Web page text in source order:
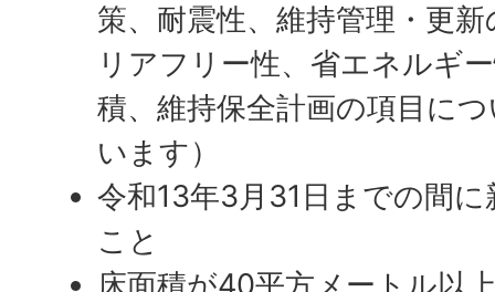
策、耐震性、維持管理・更
リアフリー性、省エネルギ
積、維持保全計画の項目に
います）
令和13年3月31日までの間
こと